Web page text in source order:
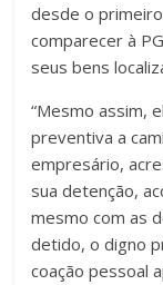
desde o
comparecer à
seus bens
“Mesmo assim,
preventiva a
empresário,
sua detenção,
mesmo com as
detido, o digno
coação pessoal